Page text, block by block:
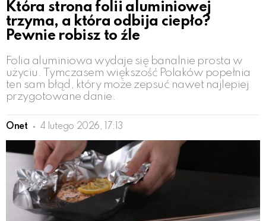
Która strona folii aluminiowej
trzyma, a która odbija ciepło?
Pewnie robisz to źle
Folia aluminiowa wydaje się banalnie prosta w
użyciu. Tymczasem większość Polaków popełnia
ten sam błąd, który może zepsuć nawet najlepiej
przygotowane danie.
Onet 4 lutego 2026, 17:13